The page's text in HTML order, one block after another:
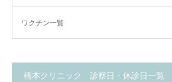
ワクチン一覧
橋本クリニック 診察日・休診日一覧